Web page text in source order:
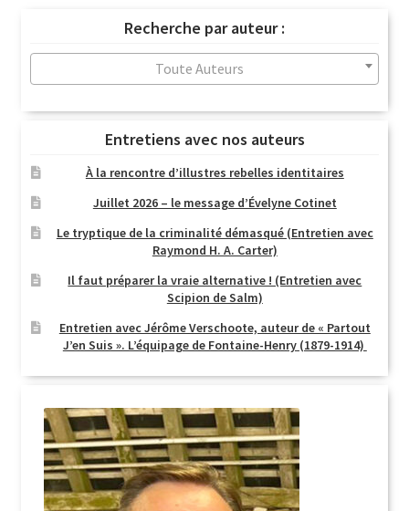
Recherche par auteur :
Toute Auteurs
Entretiens avec nos auteurs
À la rencontre d’illustres rebelles identitaires
Juillet 2026 – le message d’Évelyne Cotinet
Le tryptique de la criminalité démasqué (Entretien avec
Raymond H. A. Carter)
Il faut préparer la vraie alternative ! (Entretien avec
Scipion de Salm)
Entretien avec Jérôme Verschoote, auteur de « Partout
J’en Suis ». L’équipage de Fontaine-Henry (1879-1914)